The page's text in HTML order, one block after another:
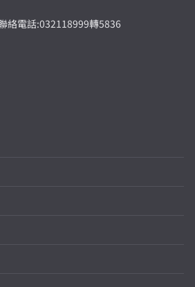
絡電話:032118999轉5836